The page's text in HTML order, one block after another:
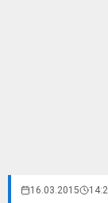
16.03.2015